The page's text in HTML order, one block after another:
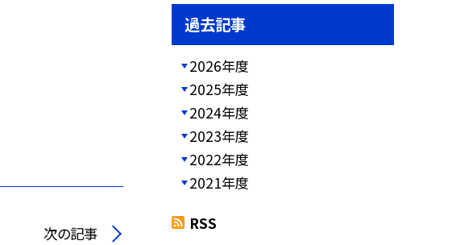
次の記事
過去記事
2026年度
2025年度
2024年度
2023年度
2022年度
2021年度
RSS